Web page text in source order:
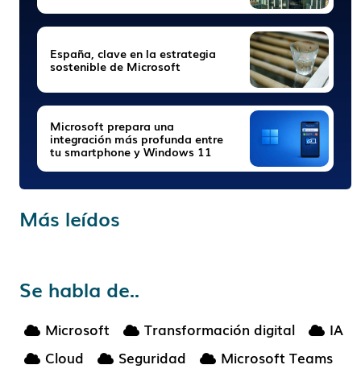
España, clave en la estrategia
sostenible de Microsoft
Microsoft prepara una
integración más profunda entre
tu smartphone y Windows 11
Más leídos
Se habla de..
Microsoft Transformación digital
IA
Cloud
Seguridad
Microsoft Teams